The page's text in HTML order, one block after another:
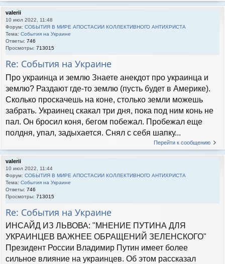
valerii
10 июл 2022, 11:48
Форум: СОБЫТИЯ В МИРЕ АПОСТАСИИ КОЛЛЕКТИВНОГО АНТИХРИСТА
Тема: События на Украине
Ответы: 746
Просмотры: 713015
Re: События на Украине
Про украинца и землю Знаете анекдот про украинца и
землю? Раздают где-то землю (пусть будет в Америке).
Сколько проскачешь на коне, столько земли можешь
забрать. Украинец скакал три дня, пока под ним конь не
пал. Он бросил коня, бегом побежал. Пробежал еще
полдня, упал, задыхается. Снял с себя шапку...
Перейти к сообщению
valerii
10 июл 2022, 11:44
Форум: СОБЫТИЯ В МИРЕ АПОСТАСИИ КОЛЛЕКТИВНОГО АНТИХРИСТА
Тема: События на Украине
Ответы: 746
Просмотры: 713015
Re: События на Украине
ИНСАЙД ИЗ ЛЬВОВА: "МНЕНИЕ ПУТИНА ДЛЯ
УКРАИНЦЕВ ВАЖНЕЕ ОБРАЩЕНИЙ ЗЕЛЕНСКОГО"
Президент России Владимир Путин имеет более
сильное влияние на украинцев. Об этом рассказал